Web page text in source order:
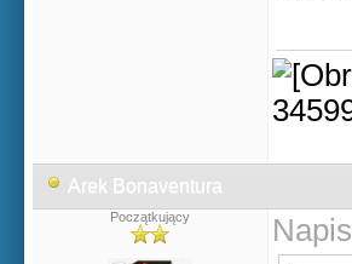
Arek Bonaventura
Początkujący